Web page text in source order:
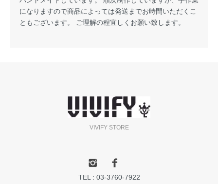
になりますので商品によっては発送までお時間いただくこ
ともございます。 ご理解の程宜しくお願い致します。
VIVIFY STORE
TEL : 03-3760-7922